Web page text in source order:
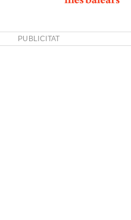
PUBLICITAT